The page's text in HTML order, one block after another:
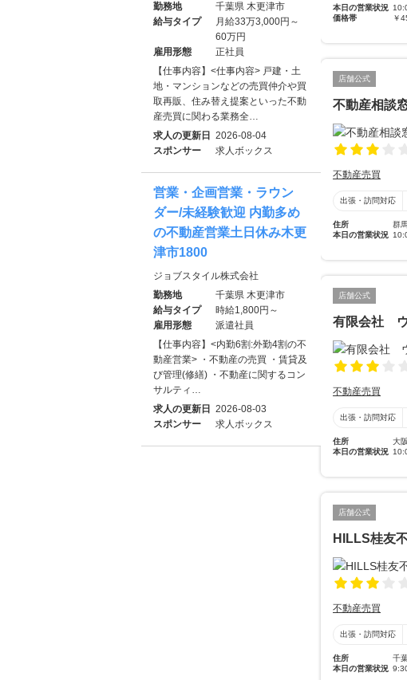
本日の営業状況
価格帯
￥
店舗公式
不動産相談
不動産売買
出張・訪問対応
住所
群
本日の営業状況
店舗公式
有限会社
不動産売買
出張・訪問対応
住所
大
本日の営業状況
店舗公式
HILLS桂友
不動産売買
出張・訪問対応
住所
千
本日の営業状況
勤務地
千葉県 木更津市
給与タイプ
月給33万3,000円～
60万円
雇用形態
正社員
【仕事内容】<仕事内容> 戸建・土
地・マンションなどの売買仲介や買
取再販、住み替え提案といった不動
産売買に関わる業務全…
求人の更新日
2026-08-04
スポンサー
求人ボックス
営業・企画営業・ラウン
ダー/未経験歓迎 内勤多め
の不動産営業土日休み木更
津市1800
ジョブスタイル株式会社
勤務地
千葉県 木更津市
給与タイプ
時給1,800円～
雇用形態
派遣社員
【仕事内容】<内勤6割:外勤4割の不
動産営業> ・不動産の売買 ・賃貸及
び管理(修繕) ・不動産に関するコン
サルティ…
求人の更新日
2026-08-03
スポンサー
求人ボックス